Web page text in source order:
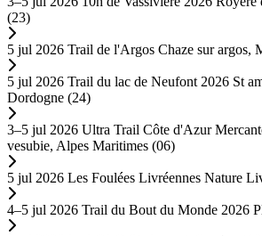
(23)
5 jul 2026 Trail de l'Argos Chaze sur argos,
5 jul 2026 Trail du lac de Neufont 2026 St
Dordogne (24)
3–5 jul 2026 Ultra Trail Côte d'Azur
vesubie, Alpes Maritimes (06)
5 jul 2026 Les Foulées Livréennes Nature
4–5 jul 2026 Trail du Bout du Monde 2026